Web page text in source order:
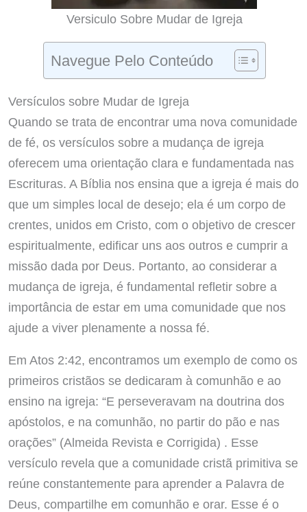
Versiculo Sobre Mudar de Igreja
Navegue Pelo Conteúdo
Versículos sobre Mudar de Igreja
Quando se trata de encontrar uma nova comunidade
de fé, os versículos sobre a mudança de igreja
oferecem uma orientação clara e fundamentada nas
Escrituras. A Bíblia nos ensina que a igreja é mais do
que um simples local de desejo; ela é um corpo de
crentes, unidos em Cristo, com o objetivo de crescer
espiritualmente, edificar uns aos outros e cumprir a
missão dada por Deus. Portanto, ao considerar a
mudança de igreja, é fundamental refletir sobre a
importância de estar em uma comunidade que nos
ajude a viver plenamente a nossa fé.
Em Atos 2:42, encontramos um exemplo de como os
primeiros cristãos se dedicaram à comunhão e ao
ensino na igreja: “E perseveravam na doutrina dos
apóstolos, e na comunhão, no partir do pão e nas
orações” (Almeida Revista e Corrigida) . Esse
versículo revela que a comunidade cristã primitiva se
reúne constantemente para aprender a Palavra de
Deus, compartilhe em comunhão e orar. Esse é o